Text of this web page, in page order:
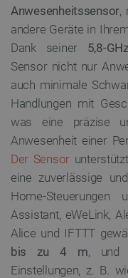
Anwesenheitssensor,
andere Geräte in
Dank seiner 5,8-
Sensor nicht nur
auch minimale
Handlungen mit
was eine präzise
Anwesenheit einer
Der Sensor
eine zuverlässige
Home-
Assistant, eWeLink,
Alice und IFTTT
bis zu 4 m, und
Einstellungen, z. B.